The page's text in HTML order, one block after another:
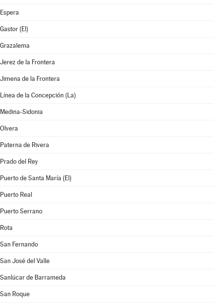
Espera
Gastor (El)
Grazalema
Jerez de la Frontera
Jimena de la Frontera
Línea de la Concepción (La)
Medina-Sidonia
Olvera
Paterna de Rivera
Prado del Rey
Puerto de Santa María (El)
Puerto Real
Puerto Serrano
Rota
San Fernando
San José del Valle
Sanlúcar de Barrameda
San Roque